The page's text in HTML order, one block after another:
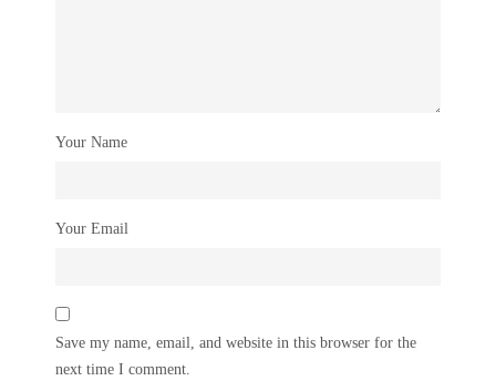
Your Name
Your Email
Save my name, email, and website in this browser for the
next time I comment.